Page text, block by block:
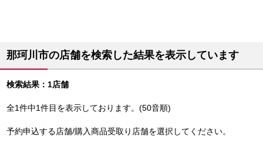
那珂川市の店舗を検索した結果を表示しています
検索結果：1店舗
全1件中1件目を表示しております。(50音順)
予約申込する店舗/購入商品受取り店舗を選択してください。